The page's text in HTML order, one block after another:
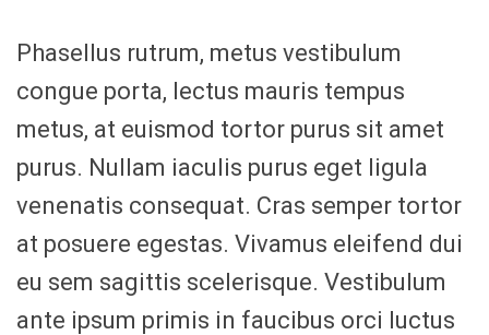
Phasellus rutrum, metus vestibulum
congue porta, lectus mauris tempus
metus, at euismod tortor purus sit amet
purus. Nullam iaculis purus eget ligula
venenatis consequat. Cras semper tortor
at posuere egestas. Vivamus eleifend dui
eu sem sagittis scelerisque. Vestibulum
ante ipsum primis in faucibus orci luctus